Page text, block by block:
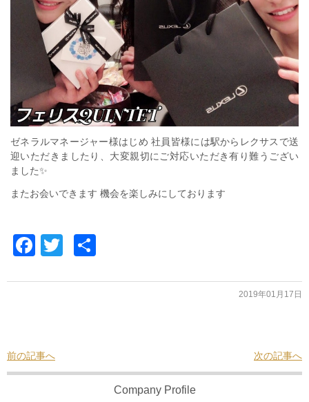
ゼネラルマネージャー様はじめ 社員皆様には駅からレクサスで送
迎いただきましたり、大変親切にご対応いただき有り難うござい
ました✨
またお会いできます 機会を楽しみにしております
Facebook
Twitter
2019年01月17日
前の記事へ 次の記事へ
Company Profile